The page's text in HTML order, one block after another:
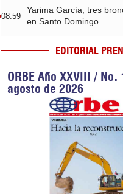
08:59
Yarima García, tres
en Santo Domingo
EDITORIAL
ORBE Año XXVIII /
agosto de 2026